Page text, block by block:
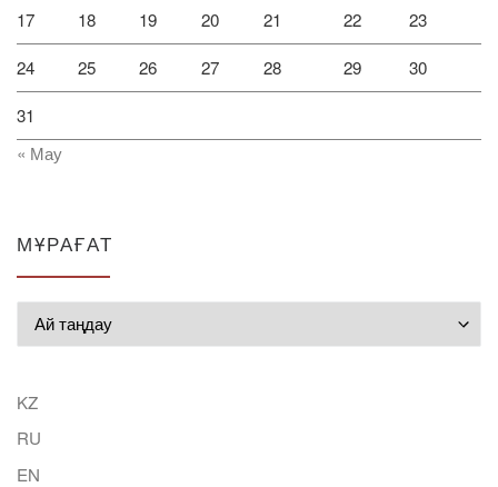
17 18 19 20 21 22 23
24 25 26 27 28 29 30
31
« Мау
МҰРАҒАТ
KZ
RU
EN